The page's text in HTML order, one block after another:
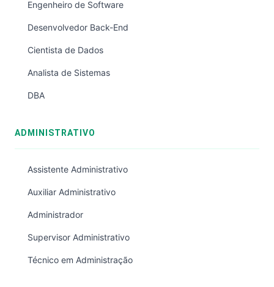
Engenheiro de Software
Desenvolvedor Back-End
Cientista de Dados
Analista de Sistemas
DBA
ADMINISTRATIVO
Assistente Administrativo
Auxiliar Administrativo
Administrador
Supervisor Administrativo
Técnico em Administração